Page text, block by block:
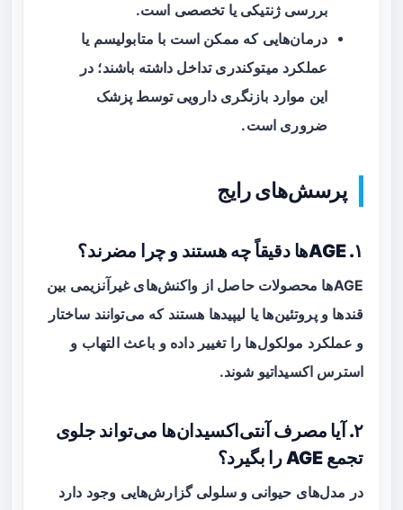
بررسی ژنتیکی یا تخصصی است.
درمان‌هایی که ممکن است با متابولیسم یا
عملکرد میتوکندری تداخل داشته باشند؛ در
این موارد بازنگری دارویی توسط پزشک
ضروری است.
پرسش‌های رایج
۱. AGEها دقیقاً چه هستند و چرا مضرند؟
AGEها محصولات حاصل از واکنش‌های غیرآنزیمی بین
قندها و پروتئین‌ها یا لیپیدها هستند که می‌توانند ساختار
و عملکرد مولکول‌ها را تغییر داده و باعث التهاب و
استرس اکسیداتیو شوند.
۲. آیا مصرف آنتی‌اکسیدان‌ها می‌تواند جلوی
تجمع AGE را بگیرد؟
در مدل‌های حیوانی و سلولی گزارش‌هایی وجود دارد